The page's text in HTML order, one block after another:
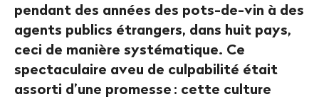
pendant des années des pots-de-vin à des
agents publics étrangers, dans huit pays,
ceci de manière systématique. Ce
spectaculaire aveu de culpabilité était
assorti d’une promesse : cette culture